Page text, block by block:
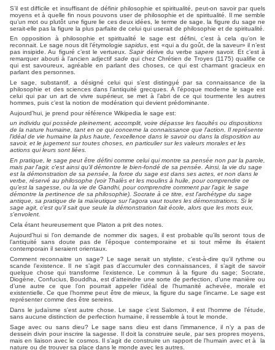
S’il est difficile et insuffisant de définir philosophie et spiritualité, peut-on savoir par quels
moyens et à quelle fin nous pouvons user de philosophie et de spiritualité. Il me semble
qu’un mot ou plutôt une figure lie ces deux idées, le terme de sage. la figure du sage ne
serait-elle pas la figure la plus parfaite de celui qui userait de philosophie et de spiritualité.
En opposition à philosophie et spiritualité le sage est défini, c’est à cela qu’on le
reconnait. Le sage nous dit l’étymologiesapidus , est «qui a du goût, de la saveur» il n’est
pas insipide. Au figuré c’est le vertueux.Sapirdérive du verbesapere savoir. Et c’est à
remarquer abouti à l’ancien adjectif sade qui chez Chrétien de Troyes (1175) qualifie ce
qui est savoureux, agréable en parlant des choses, ce qui est charmant gracieux en
parlant des personnes.
Le sage, substantif, a désigné celui qui s’est distingué par sa connaissance de la
philosophie et des sciences dans l’antiquité grecques. Á l’époque moderne le sage est
celui qui par un art de vivre supérieur, se met à l’abri de ce qui tourmente les autres
hommes, puis c’est la notion de modération qui devient prédominante.
Aujourd’hui, je prend pour référence Wikipedia le sage est:
un individu qui possède pleinement, accomplit, voire dépasse les facultés ou dispositions
de la nature humaine, tant en ce qui concerne la connaissance que l'action. Il représente
l'idéal de vie humaine la plus haute, l'excellence dans le savoir ou dans la disposition au
savoir, et le jugement sur toutes choses, en particulier sur les valeurs morales et les
actions qui leurs sont liées.
En pratique, le sage peut être défini comme celui qui montre sa pensée non par la parole,
mais par l'agir, c'est ainsi qu'il démontre le bien-fondé de sa pensée. Ainsi, la vie du sage
est la démonstration de sa pensée, la force du sage est dans ses actes, et non dans le
verbe, réservé au philosophe (voir Thalès et les moulins à huile, pour comprendre ce
qu'est la sagesse, ou la vie de Gandhi, pour comprendre comment par l'agir, le sage
démontre la pertinence de sa philosophie). Socrate à ce titre, est l'archétype du sage
antique, sa pratique de la maïeutique sur l'agora vaut toutes les démonstrations. Si le
sage agit, c'est qu'il sait que seule la démonstration fait école, alors que les mots eux,
s'envolent.
Cela étant heureusement que Platon a prit des notes.
Aujourd’hui si l’on demande de nommer dix sages, il est probable qu’ils seront tous de
l’antiquité sans doute pas de l’époque contemporaine et si tout même ils étaient
contemporain il seraient orientaux.
Comment reconnaitre un sage? Le sage serait un styliste, c’est-à-dire qu’il rythme ou
scande l’existence. Il ne s’agit pas d’accumuler des connaissances, il s’agit de savoir
quelque chose qui transforme l’existence. Le commun à la figure du sage; Socrate,
Diogène, Confucius, Bouddha, est d’atteindre une sorte de perfection, d’une manière ou
d’une autre ce que l’on pourrait appeler l’idéal de l’humanité achevée, morale et
existentielle. Ce que l’homme peut être de mieux, la figure du sage l’incarne. Le sage est
représenter comme des être sereins.
Dans le judaïsme s’est autre chose. Le sage c’est Salomon, il est l’homme de l’étude,
sans aucune distinction de perfection humaine, il ressemble à tout le monde.
Sage avec ou sans dieu? Le sage sans dieu est dans l’immanence, il n’y a pas de
dessein divin pour inscrire la sagesse. Il doit la construire seule, par ses propres moyens,
mais en liaison avec le cosmos. Il s’agit de construire un rapport de l’humain avec et à la
nature ou de trouver sa place dans le monde avec les autres.